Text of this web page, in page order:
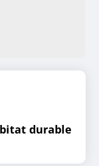
durable